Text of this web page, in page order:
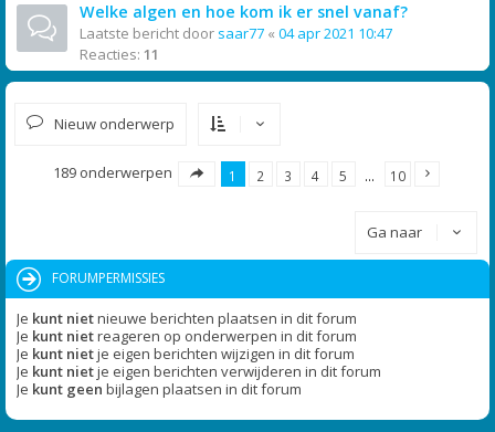
Welke algen en hoe kom ik er snel vanaf?
Laatste bericht door saar77 « 04 apr 2021 10:47
Reacties: 11
Nieuw onderwerp
189 onderwerpen 1 2 3 4 5 … 10
Ga naar
FORUMPERMISSIES
Je kunt nietnieuwe berichten plaatsen in dit forum
Je kunt nietreageren op onderwerpen in dit forum
Je kunt nietje eigen berichten wijzigen in dit forum
Je kunt nietje eigen berichten verwijderen in dit forum
Je kunt geen bijlagen plaatsen in dit forum